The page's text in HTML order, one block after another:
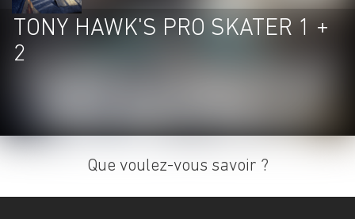
TONY HAWK'S PRO SKATER 1 +
2
Que voulez-vous savoir ?